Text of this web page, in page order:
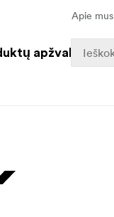
Apie mus
apžvalga